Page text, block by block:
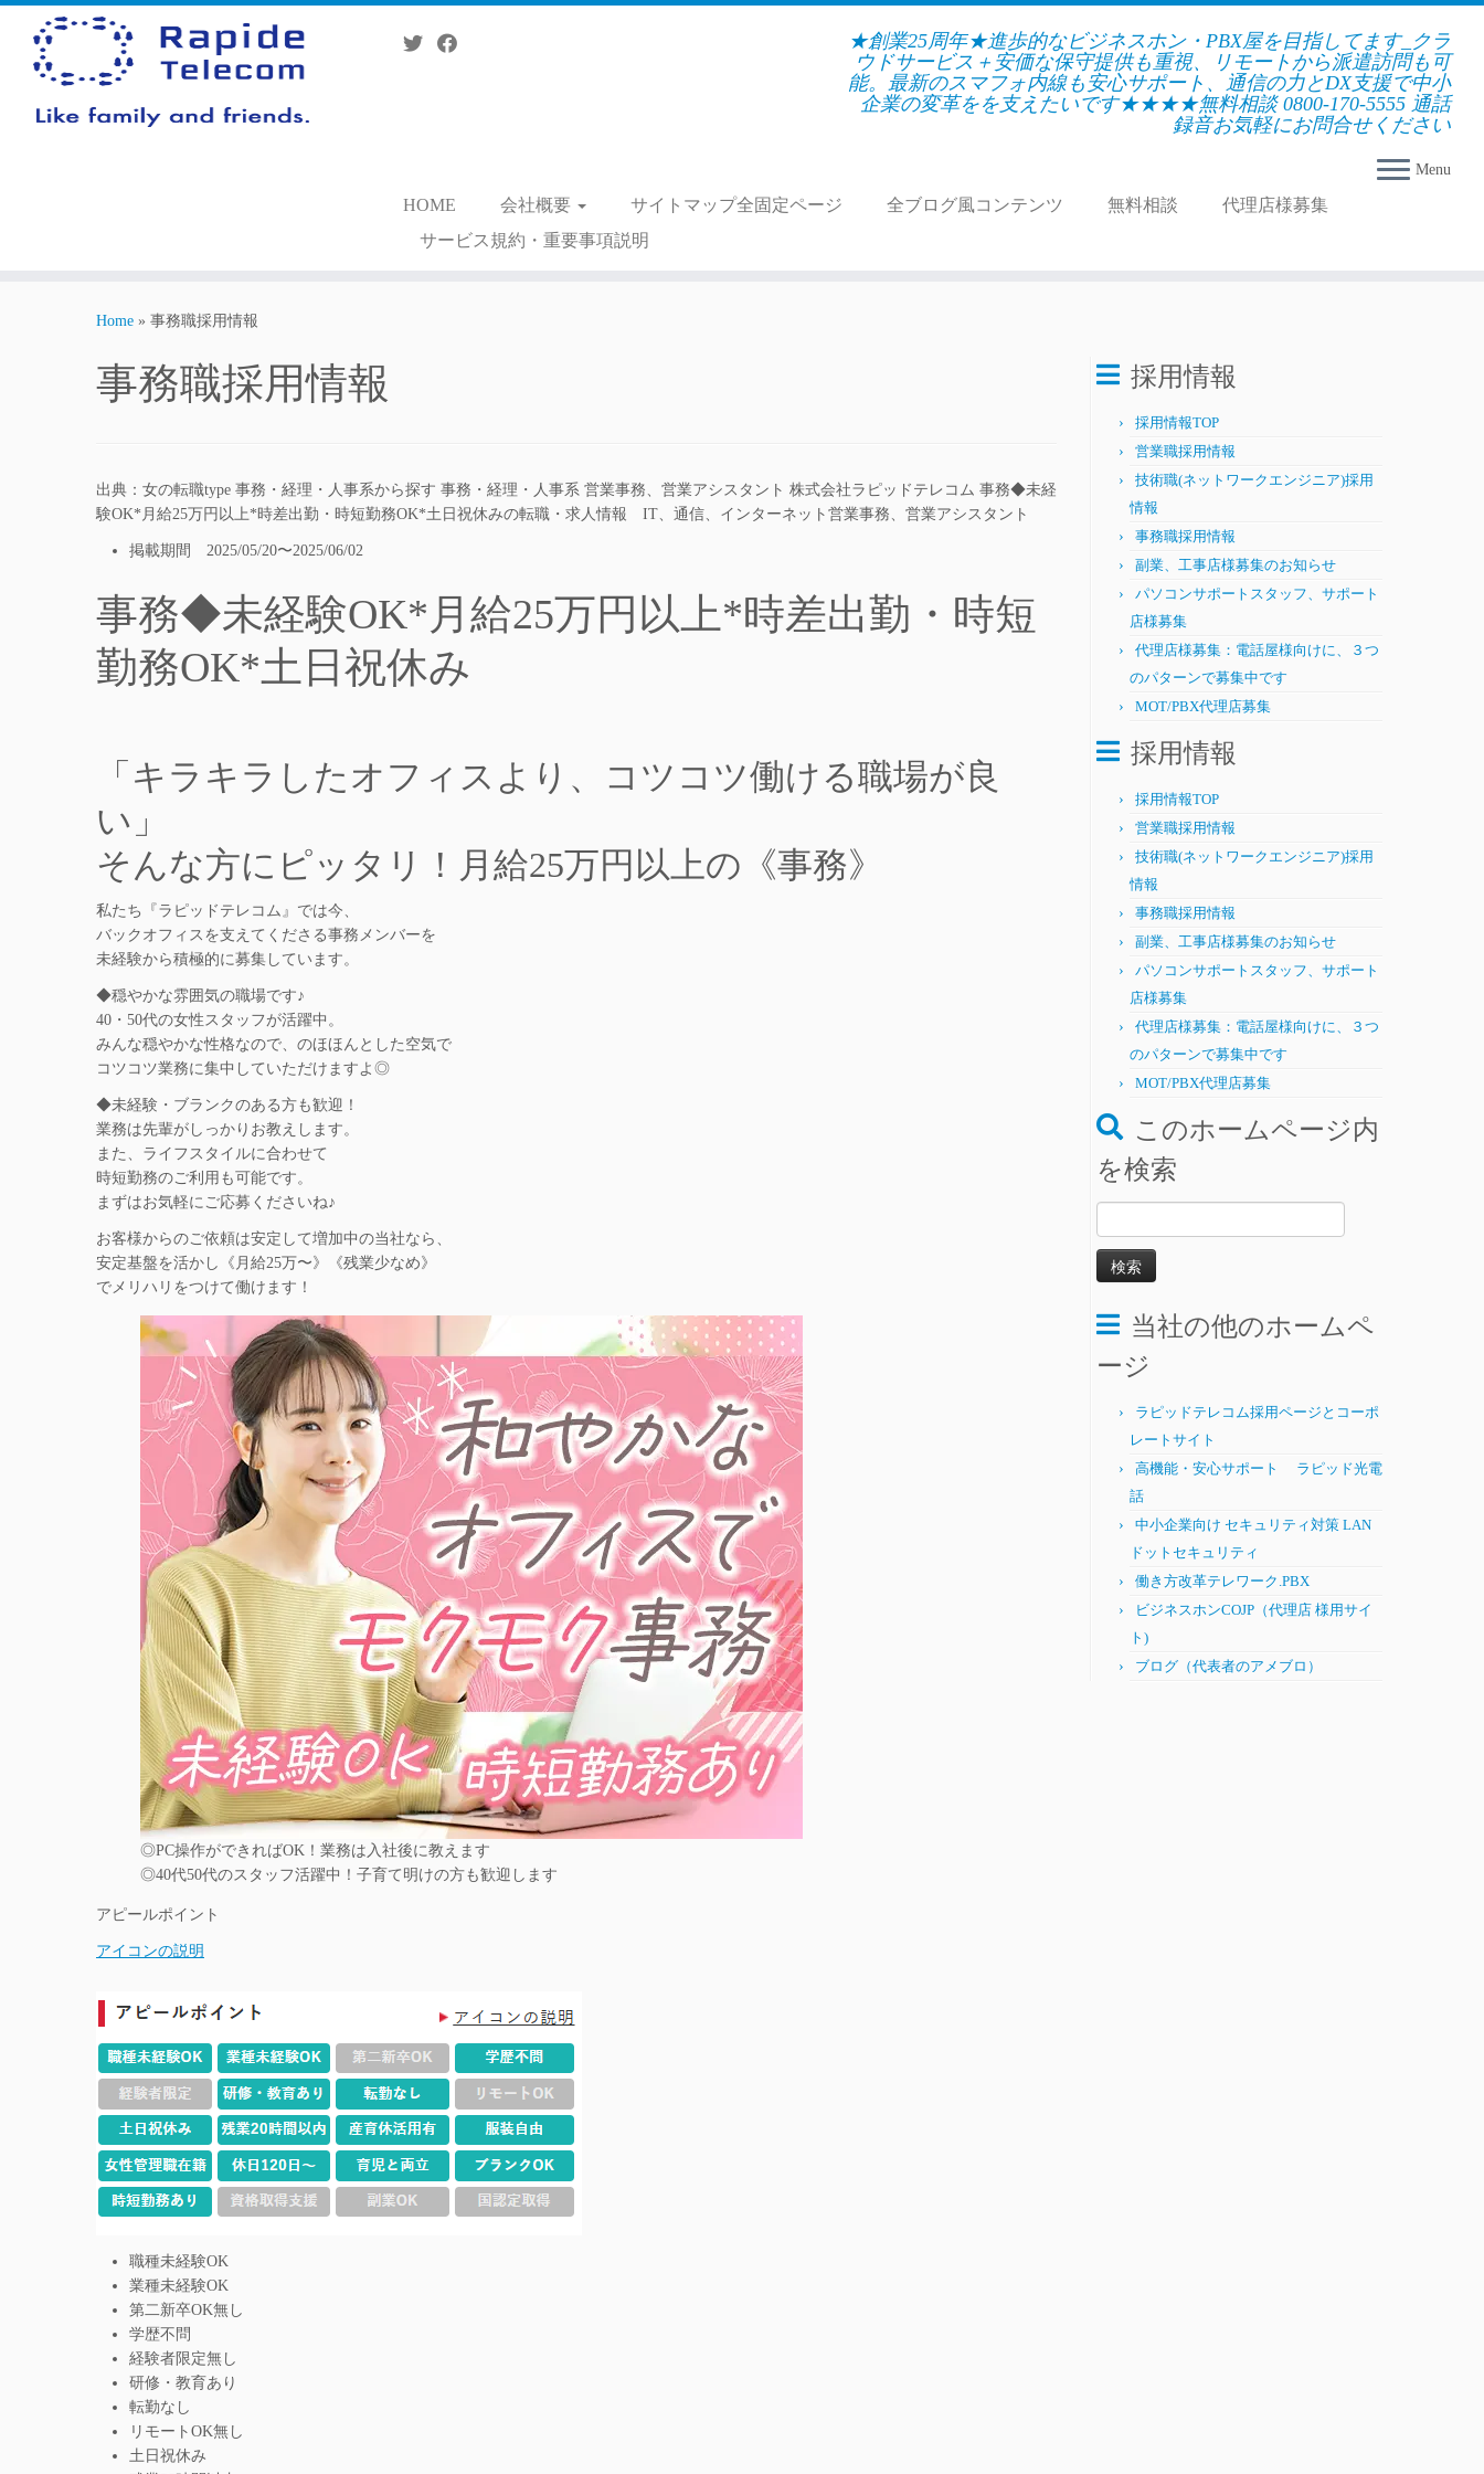
Skip
content
★創業25周年★進歩的なビジネスホン・PBX屋を目指してます_クラ
ウドサービス＋安価な保守提供も重視、リモートから派遣訪問も可
能。最新のスマフォ内線も安心サポート、通信の力とDX支援で中小
企業の変革をを支えたいです★★★★無料相談 0800-170-5555 通話
録音お気軽にお問合せください
Menu
HOME 会社概要 サイトマップ全固定ページ 全ブログ風コンテンツ 無料相談
代理店様募集
サービス規約・重要事項説明
Home » 事務職採用情報
事務職採用情報
出典：女の転職type 事務・経理・人事系から探す 事務・経理・人事系 営業事務、営業アシスタント 株式会社ラピッドテレコム 事務◆未経
験OK*月給25万円以上*時差出勤・時短勤務OK*土日祝休みの転職・求人情報 IT、通信、インターネット営業事務、営業アシスタント
掲載期間 2025/05/20〜2025/06/02
事務◆未経験OK*月給25万円以上*時差出勤・時短
勤務OK*土日祝休み
「キラキラしたオフィスより、コツコツ働ける職場が良
い」
そんな方にピッタリ！月給25万円以上の《事務》
私たち『ラピッドテレコム』では今、
バックオフィスを支えてくださる事務メンバーを
未経験から積極的に募集しています。
◆穏やかな雰囲気の職場です♪
40・50代の女性スタッフが活躍中。
みんな穏やかな性格なので、のほほんとした空気で
コツコツ業務に集中していただけますよ◎
◆未経験・ブランクのある方も歓迎！
業務は先輩がしっかりお教えします。
また、ライフスタイルに合わせて
時短勤務のご利用も可能です。
まずはお気軽にご応募くださいね♪
お客様からのご依頼は安定して増加中の当社なら、
安定基盤を活かし《月給25万〜》《残業少なめ》
でメリハリをつけて働けます！
◎PC操作ができればOK！業務は入社後に教えます
◎40代50代のスタッフ活躍中！子育て明けの方も歓迎します
アピールポイント
アイコンの説明
職種未経験OK
業種未経験OK
第二新卒OK無し
学歴不問
経験者限定無し
研修・教育あり
転勤なし
リモートOK無し
土日祝休み
採用情報
採用情報TOP
営業職採用情報
技術職(ネットワークエンジニア)採用
情報
事務職採用情報
副業、工事店様募集のお知らせ
パソコンサポートスタッフ、サポート
店様募集
代理店様募集：電話屋様向けに、３つ
のパターンで募集中です
MOT/PBX代理店募集
採用情報
採用情報TOP
営業職採用情報
技術職(ネットワークエンジニア)採用
情報
事務職採用情報
副業、工事店様募集のお知らせ
パソコンサポートスタッフ、サポート
店様募集
代理店様募集：電話屋様向けに、３つ
のパターンで募集中です
MOT/PBX代理店募集
このホームページ内
を検索
索:
当社の他のホームペ
ージ
ラピッドテレコム採用ページとコーポ
レートサイト
高機能・安心サポート ラピッド光電
話
中小企業向け セキュリティ対策 LAN
ドットセキュリティ
働き方改革テレワーク.PBX
ビジネスホンCOJP（代理店 様用サイ
ト)
ブログ（代表者のアメブロ）